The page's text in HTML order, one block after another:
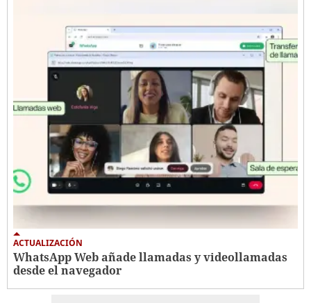
ACTUALIZACIÓN
WhatsApp Web añade llamadas y videollamadas
desde el navegador